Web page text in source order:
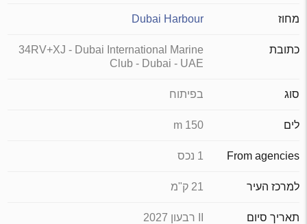
מחוז Dubai Harbour
כתובת
34RV+XJ - Dubai International Marine
Club - Dubai - UAE
סוג בפיתוח
לים 150 m
From agencies 1 נכס
למרכז העיר 21 ק"מ
תאריך סיום